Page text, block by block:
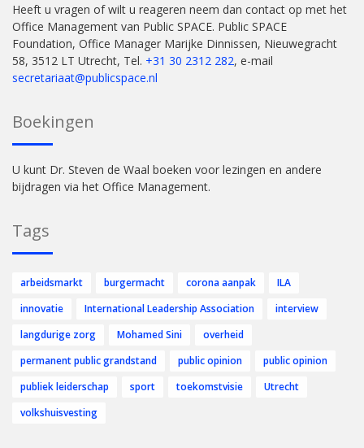
Heeft u vragen of wilt u reageren neem dan contact op met het
Office Management van Public SPACE. Public SPACE
Foundation, Office Manager Marijke Dinnissen, Nieuwegracht
58, 3512 LT Utrecht, Tel. +31 30 2312 282, e-mail
secretariaat@publicspace.nl
Boekingen
U kunt Dr. Steven de Waal boeken voor lezingen en andere
bijdragen via het Office Management.
Tags
arbeidsmarkt burgermacht corona aanpak
ILA
innovatie
International Leadership Association
interview
langdurige zorg
Mohamed Sini
overheid
permanent public grandstand
public opinion
public opinion
publiek leiderschap
sport toekomstvisie
Utrecht
volkshuisvesting